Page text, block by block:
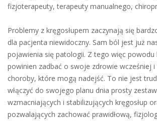
fizjoterapeuty, terapeuty manualnego,
Problemy z kręgosłupem zaczynają się
dla pacjenta niewidoczny. Sam ból jest już
pojawienia się patologii. Z tego więc powodu
powinien zadbać o swoje zdrowie wcześniej i
choroby, które mogą nadejść. To nie jest
włączyć do swojego planu dnia prosty
wzmacniających i stabilizujących kręgosłup
pozwalających zachować prawidłową,